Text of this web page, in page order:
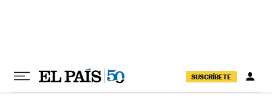
SUSCRÍBETE